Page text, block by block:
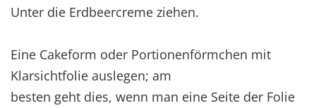
Unter die Erdbeercreme ziehen.
Eine Cakeform oder Portionenförmchen mit
Klarsichtfolie auslegen; am
besten geht dies, wenn man eine Seite der Folie